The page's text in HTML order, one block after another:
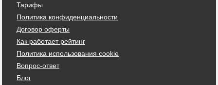
Тарифы
Политика конфиденциальности
Договор оферты
Как работает рейтинг
Политика использования cookie
Вопрос-ответ
Блог